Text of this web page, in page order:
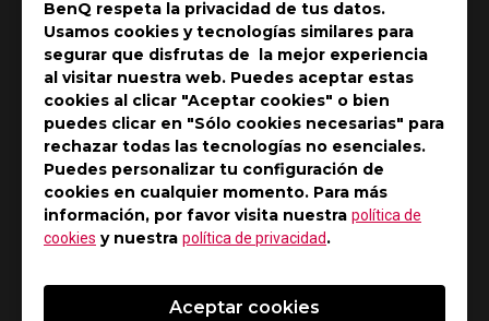
BenQ respeta la privacidad de tus datos.
Usamos cookies y tecnologías similares para
segurar que disfrutas de la mejor experiencia
al visitar nuestra web. Puedes aceptar estas
cookies al clicar "Aceptar cookies" o bien
puedes clicar en "Sólo cookies necesarias" para
rechazar todas las tecnologías no esenciales.
Puedes personalizar tu configuración de
cookies en cualquier momento. Para más
información, por favor visita nuestra política de
cookies y nuestra política de privacidad.
Aceptar cookies
marca ZOWIE fue adquirida por BenQ Corp para
representar a la línea de productos de eSports de la
compañía, la cual ofrece una experiencia y un disfrute
realmente competitivos.
Acerca de BenQ Corporation
Basada en la visión corporativa de "Bringing Enjoyment
BenQ Corporation es un proveedor de soluciones y